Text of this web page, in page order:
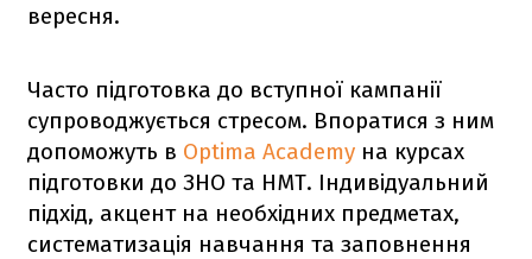
вересня.
Часто підготовка до вступної кампанії
супроводжується стресом. Впоратися з ним
допоможуть в Optima Academy на курсах
підготовки до ЗНО та НМТ. Індивідуальний
підхід, акцент на необхідних предметах,
систематизація навчання та заповнення